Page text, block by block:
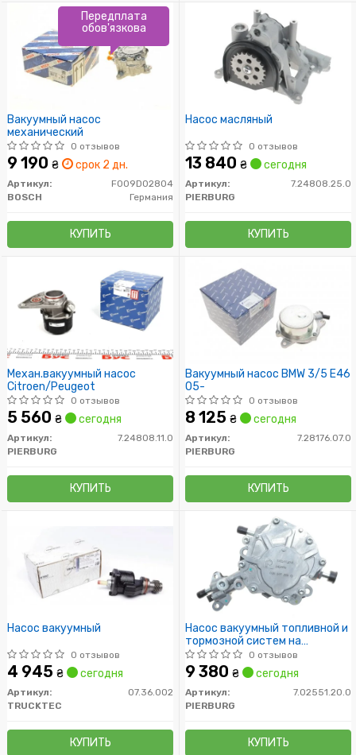
Вакуумный насос
механический
0 отзывов
9 190 ₴ срок 2 дн.
Артикул:
F009D02804
BOSCH
Германия
КУПИТЬ
Передплата
обов'язкова
Насос масляный
0 отзывов
13 840 ₴ сегодня
Артикул:
7.24808.25.0
PIERBURG
КУПИТЬ
Механ.вакуумный насос
Citroen/Peugeot
0 отзывов
5 560 ₴ сегодня
Артикул:
7.24808.11.0
PIERBURG
КУПИТЬ
Вакуумный насос BMW 3/5 E46
05-
0 отзывов
8 125 ₴ сегодня
Артикул:
7.28176.07.0
PIERBURG
КУПИТЬ
Насос вакуумный
0 отзывов
4 945 ₴ сегодня
Артикул:
07.36.002
TRUCKTEC
КУПИТЬ
Насос вакуумный топливной и
тормозной систем на
двигателе.
0 отзывов
9 380 ₴ сегодня
Артикул:
7.02551.20.0
PIERBURG
КУПИТЬ